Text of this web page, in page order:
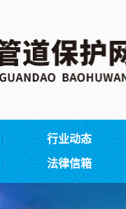
行业动态
法律信箱